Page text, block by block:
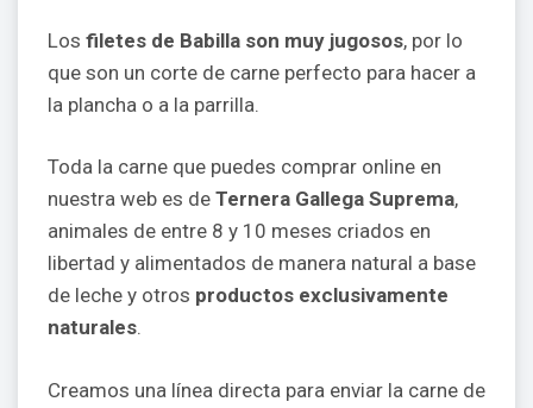
Los filetes de Babilla son muy jugosos, por lo
que son un corte de carne perfecto para hacer a
la plancha o a la parrilla.
Toda la carne que puedes comprar online en
nuestra web es de Ternera Gallega Suprema,
animales de entre 8 y 10 meses criados en
libertad y alimentados de manera natural a base
de leche y otros productos exclusivamente
naturales.
Creamos una línea directa para enviar la carne de